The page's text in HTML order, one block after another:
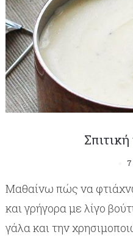
Μαθαίνω πώς να
και γρήγορα με λίγο
γάλα και την